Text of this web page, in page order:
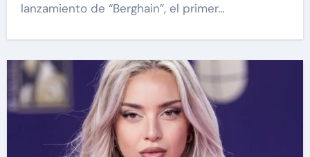
lanzamiento de “Berghain”, el primer…